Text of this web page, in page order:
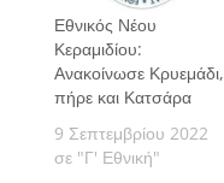
Εθνικός Νέου
Κεραμιδίου:
Ανακοίνωσε Κρυεμάδι,
πήρε και Κατσάρα
9 Σεπτεμβρίου 2022
σε "Γ' Εθνική"